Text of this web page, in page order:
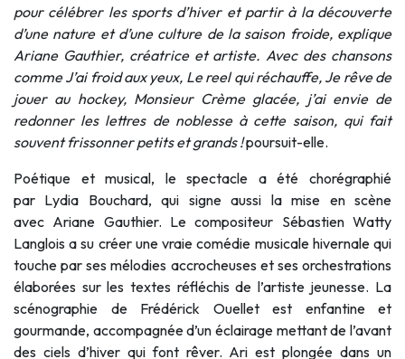
pour célébrer les sports d’hiver et partir à la découverte
d’une nature et d’une culture de la saison froide, explique
Ariane Gauthier, créatrice et artiste. Avec des chansons
comme J’ai froid aux yeux, Le reel qui réchauffe, Je rêve de
jouer au hockey, Monsieur Crème glacée, j’ai envie de
redonner les lettres de noblesse à cette saison, qui fait
souvent frissonner petits et grands !poursuit-elle.
Poétique et musical, le spectacle a été chorégraphié
par Lydia Bouchard, qui signe aussi la mise en scène
avec Ariane Gauthier. Le compositeur Sébastien Watty
Langlois a su créer une vraie comédie musicale hivernale qui
touche par ses mélodies accrocheuses et ses orchestrations
élaborées sur les textes réfléchis de l’artiste jeunesse. La
scénographie de Frédérick Ouellet est enfantine et
gourmande, accompagnée d’un éclairage mettant de l’avant
des ciels d’hiver qui font rêver. Ari est plongée dans un